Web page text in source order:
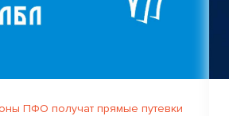
ПФО получат прямые путевки